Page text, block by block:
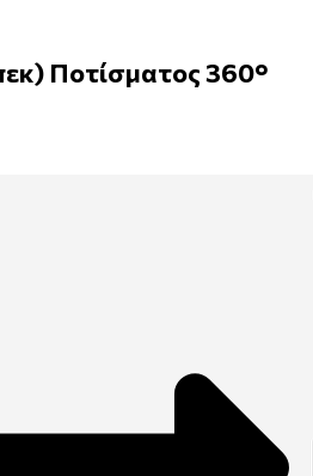
Ποτίσματος 360°